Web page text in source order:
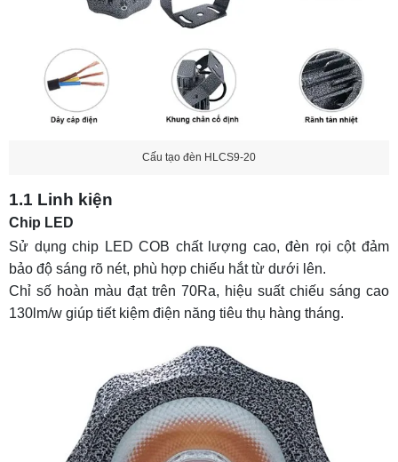
Cấu tạo đèn HLCS9-20
1.1 Linh kiện
Chip LED
Sử dụng chip LED COB chất lượng cao, đèn rọi cột đảm
bảo độ sáng rõ nét, phù hợp chiếu hắt từ dưới lên.
Chỉ số hoàn màu đạt trên 70Ra, hiệu suất chiếu sáng cao
130lm/w giúp tiết kiệm điện năng tiêu thụ hàng tháng.